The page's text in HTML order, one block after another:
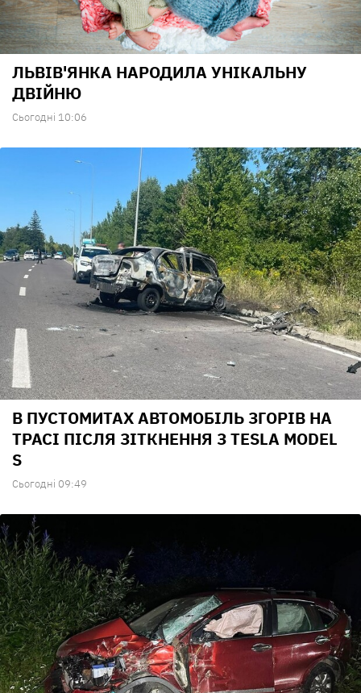
ЛЬВІВ'ЯНКА НАРОДИЛА УНІКАЛЬНУ
ДВІЙНЮ
Сьогодні 10:06
В ПУСТОМИТАХ АВТОМОБІЛЬ ЗГОРІВ НА
ТРАСІ ПІСЛЯ ЗІТКНЕННЯ З TESLA MODEL
S
Сьогодні 09:49